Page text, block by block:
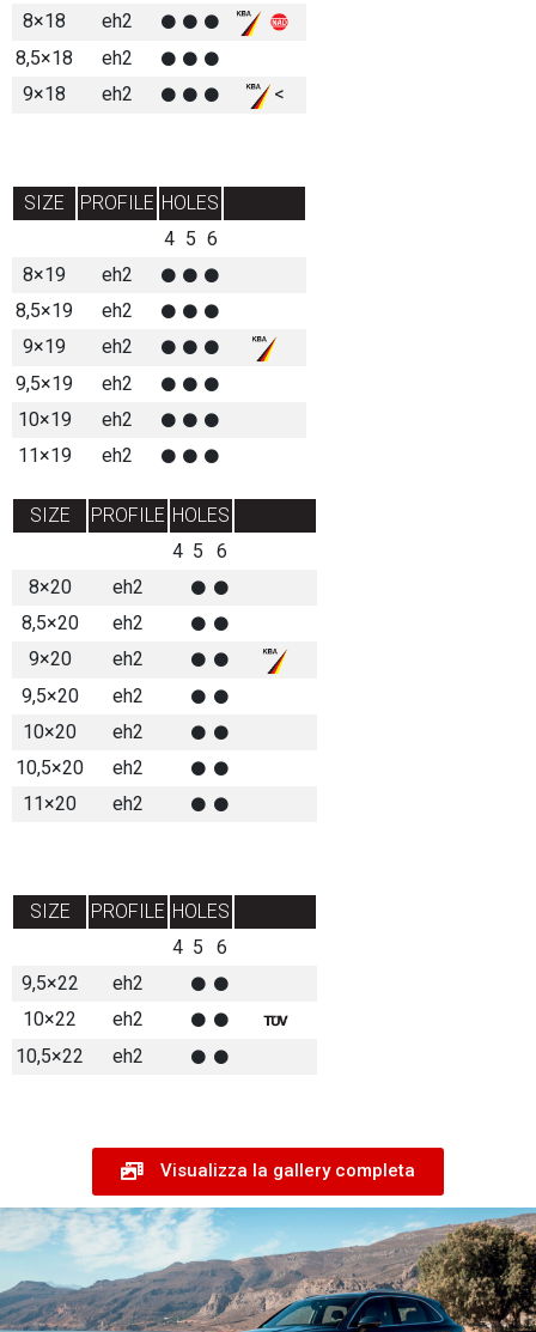
8×18
eh2
8,5×18
eh2
9×18
eh2 <
SIZE PROFILE HOLES
4 5 6
8×19
eh2
8,5×19
eh2
9×19
eh2
9,5×19
eh2
10×19
eh2
11×19
eh2
SIZE PROFILE HOLES
4 5
6
8×20
eh2
8,5×20
eh2
9×20
eh2
9,5×20
eh2
10×20
eh2
10,5×20
eh2
11×20
eh2
SIZE PROFILE HOLES
4 5
6
9,5×22
eh2
10×22
eh2
10,5×22
eh2
Visualizza la gallery completa